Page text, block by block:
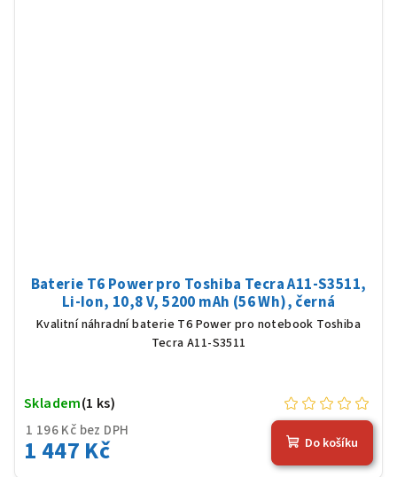
Baterie T6 Power pro Toshiba Tecra A11-S3511,
Li-Ion, 10,8 V, 5200 mAh (56 Wh), černá
Kvalitní náhradní baterie T6 Power pro notebook Toshiba
Tecra A11-S3511
1 196 Kč bez DPH
1 447 Kč
Skladem(1 ks)
Do košíku